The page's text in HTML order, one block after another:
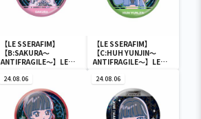
【LE SSERAFIM】
【B:SAKURA～
ANTIFRAGILE～】LE
ぷ ホログラム缶バッジ
【LE SSERAFIM】
【C:HUH YUNJIN～
ANTIFRAGILE～】LE
ぷ ホログラム缶バッジ
24.08.06 24.08.06